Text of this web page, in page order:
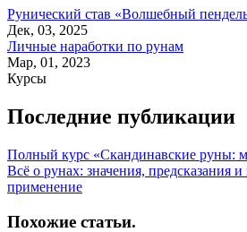
Рунический став «Волшебный
Дек, 03, 2025
Личные наработки по рунам
Мар, 01, 2023
Курсы
Последние публикации
Полный курс «Скандинавские руны:
Всё о рунах: значения, предсказания и
применение
Похожие статьи.